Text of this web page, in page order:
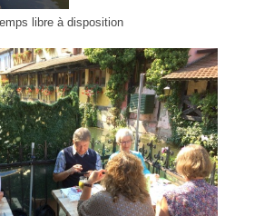
libre à disposition